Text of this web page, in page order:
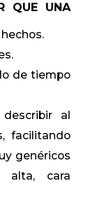
QUE UNA
de tiempo
al
facilitando
genéricos
alta, cara